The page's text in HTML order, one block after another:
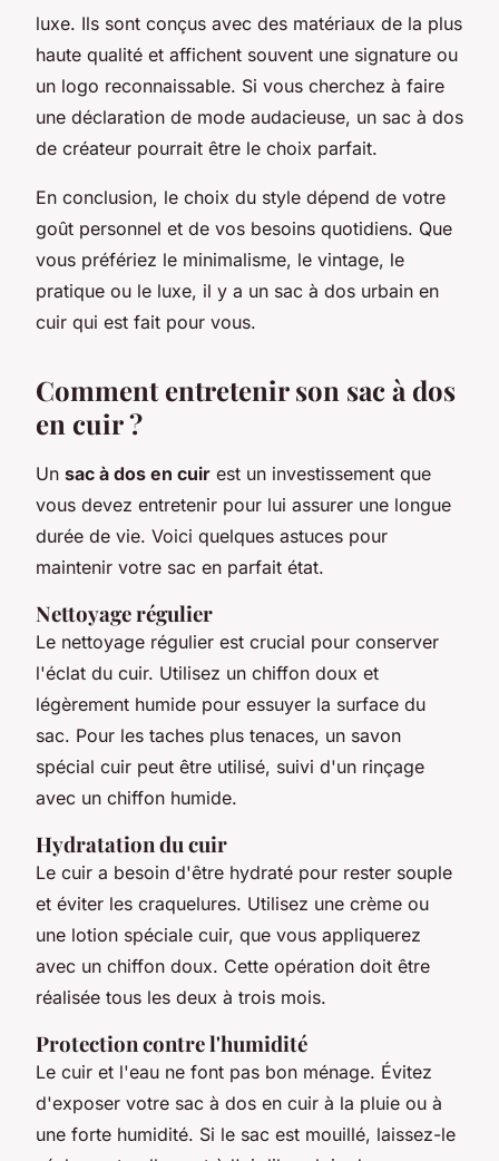
luxe. Ils sont conçus avec des matériaux de la plus
haute qualité et affichent souvent une signature ou
un logo reconnaissable. Si vous cherchez à faire
une déclaration de mode audacieuse, un sac à dos
de créateur pourrait être le choix parfait.
En conclusion, le choix du style dépend de votre
goût personnel et de vos besoins quotidiens. Que
vous préfériez le minimalisme, le vintage, le
pratique ou le luxe, il y a un sac à dos urbain en
cuir qui est fait pour vous.
Comment entretenir son sac à dos
en cuir ?
Un sac à dos en cuir est un investissement que
vous devez entretenir pour lui assurer une longue
durée de vie. Voici quelques astuces pour
maintenir votre sac en parfait état.
Nettoyage régulier
Le nettoyage régulier est crucial pour conserver
l'éclat du cuir. Utilisez un chiffon doux et
légèrement humide pour essuyer la surface du
sac. Pour les taches plus tenaces, un savon
spécial cuir peut être utilisé, suivi d'un rinçage
avec un chiffon humide.
Hydratation du cuir
Le cuir a besoin d'être hydraté pour rester souple
et éviter les craquelures. Utilisez une crème ou
une lotion spéciale cuir, que vous appliquerez
avec un chiffon doux. Cette opération doit être
réalisée tous les deux à trois mois.
Protection contre l'humidité
Le cuir et l'eau ne font pas bon ménage. Évitez
d'exposer votre sac à dos en cuir à la pluie ou à
une forte humidité. Si le sac est mouillé, laissez-le